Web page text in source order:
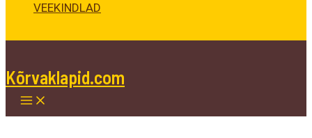
VEEKINDLAD
Kõrvaklapid.com